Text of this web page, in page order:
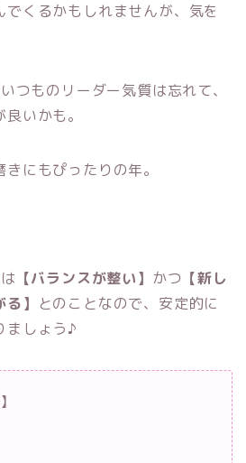
くるかもしれませんが、気を
つものリーダー気質は忘れて、
いかも。
にもぴったりの年。
【バランスが整い】 かつ 【新し
】 とのことなので、安定的に
ましょう♪